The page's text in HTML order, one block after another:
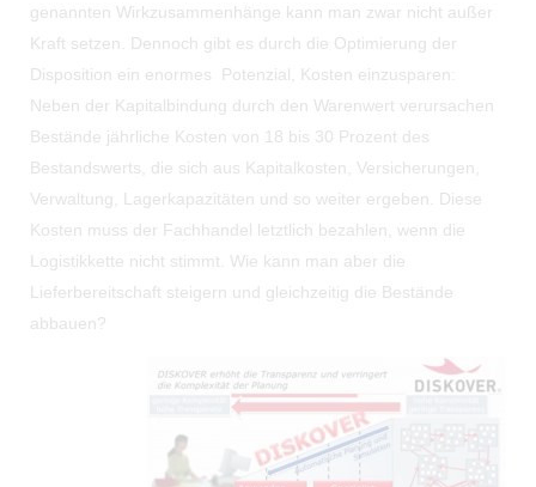
genannten Wirkzusammenhänge kann man zwar nicht außer
Kraft setzen. Dennoch gibt es durch die Optimierung der
Disposition ein enormes Potenzial, Kosten einzusparen:
Neben der Kapitalbindung durch den Warenwert verursachen
Bestände jährliche Kosten von 18 bis 30 Prozent des
Bestandswerts, die sich aus Kapitalkosten, Versicherungen,
Verwaltung, Lagerkapazitäten und so weiter ergeben. Diese
Kosten muss der Fachhandel letztlich bezahlen, wenn die
Logistikkette nicht stimmt. Wie kann man aber die
Lieferbereitschaft steigern und gleichzeitig die Bestände
abbauen?